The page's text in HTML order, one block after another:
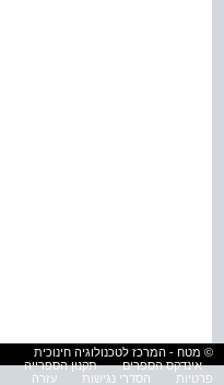
© מטח - המרכז לטכנולוגיה חינוכית
אינדקס הספרים
תקנון הספרייה
פרטיות
הסדרי נגישות עזרה